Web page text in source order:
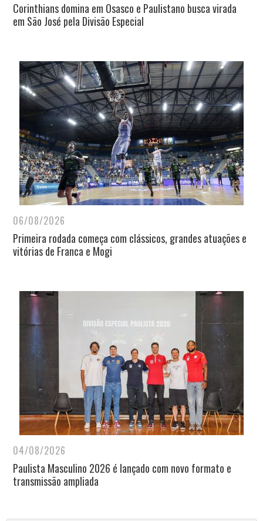
Corinthians domina em Osasco e Paulistano busca virada
em São José pela Divisão Especial
06/08/2026
Primeira rodada começa com clássicos, grandes atuações e
vitórias de Franca e Mogi
04/08/2026
Paulista Masculino 2026 é lançado com novo formato e
transmissão ampliada